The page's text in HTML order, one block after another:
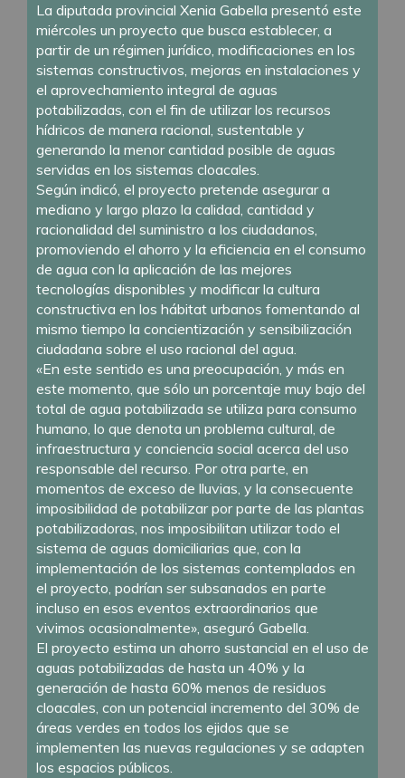
La diputada provincial Xenia Gabella presentó este
miércoles un proyecto que busca establecer, a
partir de un régimen jurídico, modificaciones en los
sistemas constructivos, mejoras en instalaciones y
el aprovechamiento integral de aguas
potabilizadas, con el fin de utilizar los recursos
hídricos de manera racional, sustentable y
generando la menor cantidad posible de aguas
servidas en los sistemas cloacales.
Según indicó, el proyecto pretende asegurar a
mediano y largo plazo la calidad, cantidad y
racionalidad del suministro a los ciudadanos,
promoviendo el ahorro y la eficiencia en el consumo
de agua con la aplicación de las mejores
tecnologías disponibles y modificar la cultura
constructiva en los hábitat urbanos fomentando al
mismo tiempo la concientización y sensibilización
ciudadana sobre el uso racional del agua.
«En este sentido es una preocupación, y más en
este momento, que sólo un porcentaje muy bajo del
total de agua potabilizada se utiliza para consumo
humano, lo que denota un problema cultural, de
infraestructura y conciencia social acerca del uso
responsable del recurso. Por otra parte, en
momentos de exceso de lluvias, y la consecuente
imposibilidad de potabilizar por parte de las plantas
potabilizadoras, nos imposibilitan utilizar todo el
sistema de aguas domiciliarias que, con la
implementación de los sistemas contemplados en
el proyecto, podrían ser subsanados en parte
incluso en esos eventos extraordinarios que
vivimos ocasionalmente», aseguró Gabella.
El proyecto estima un ahorro sustancial en el uso de
aguas potabilizadas de hasta un 40% y la
generación de hasta 60% menos de residuos
cloacales, con un potencial incremento del 30% de
áreas verdes en todos los ejidos que se
implementen las nuevas regulaciones y se adapten
los espacios públicos.